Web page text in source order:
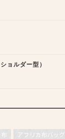
ョルダー型）
アフリカ布バッグ